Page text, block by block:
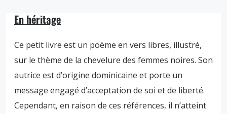
En héritage
Ce petit livre est un poème en vers libres, illustré,
sur le thème de la chevelure des femmes noires. Son
autrice est d’origine dominicaine et porte un
message engagé d’acceptation de soi et de liberté.
Cependant, en raison de ces références, il n’atteint